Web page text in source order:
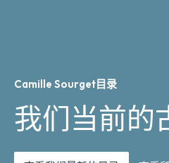
Camille Sourget目录
我们当前的